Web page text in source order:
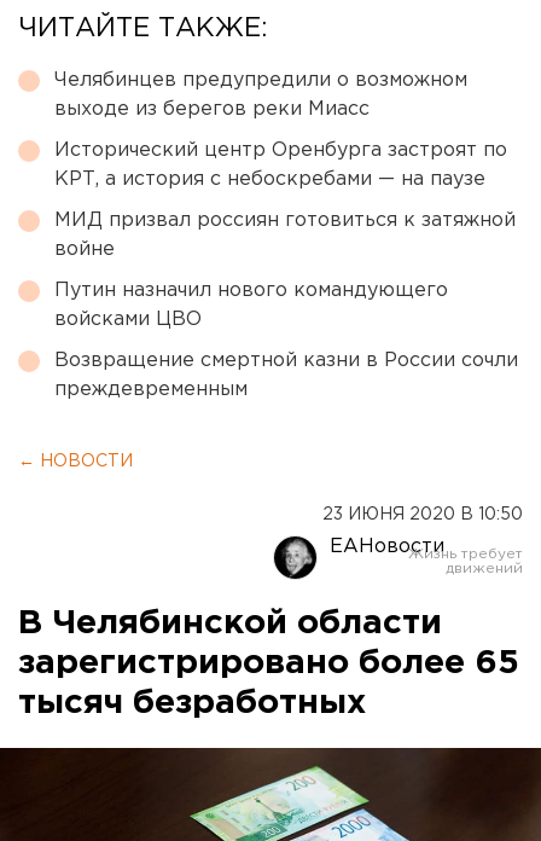
ЧИТАЙТЕ ТАКЖЕ:
Челябинцев предупредили о возможном
выходе из берегов реки Миасс
Исторический центр Оренбурга застроят по
КРТ, а история с небоскребами — на паузе
МИД призвал россиян готовиться к затяжной
войне
Путин назначил нового командующего
войсками ЦВО
Возвращение смертной казни в России сочли
преждевременным
← НОВОСТИ
23 ИЮНЯ 2020 В 10:50
ЕАНовости
В Челябинской области
зарегистрировано более 65
тысяч безработных